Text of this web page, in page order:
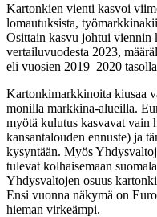
Kartonkien vienti kasvoi
lomautuksista,
Osittain kasvu johtui viennin
vertailuvuodesta 2023,
eli vuosien 2019–2020
Kartonkimarkkinoita kiusaa
monilla markkina-alueilla.
myötä kulutus kasvavat vain
kansantalouden ennuste) ja
kysyntään. Myös
tulevat kolhaisemaan
Yhdysvaltojen osuus
Ensi vuonna näkymä on
hieman virkeämpi.